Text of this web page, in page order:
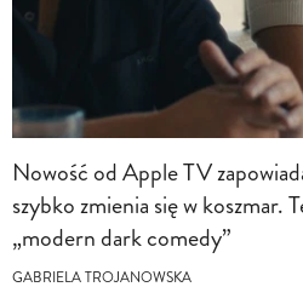
Nowość od Apple TV
szybko zmienia się w koszmar.
„modern dark comedy”
GABRIELA TROJANOWSKA